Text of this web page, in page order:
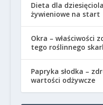
Dieta dla
żywieniowe na start
Okra – właściwości
tego roślinnego
Papryka słodka –
wartości odżywcze